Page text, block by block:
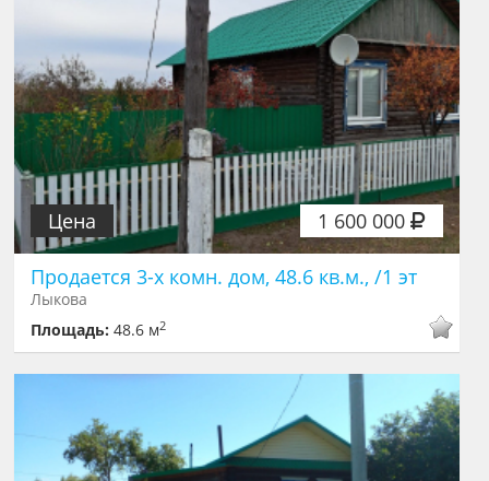
1 600 000
Цена
Продается 3-х комн. дом, 48.6 кв.м., /1 эт
Лыкова
Площадь:48.6 м2